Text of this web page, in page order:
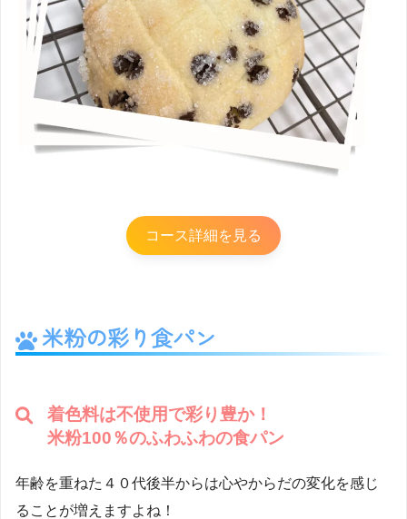
コース詳細を見る
米粉の彩り食パン
着色料は不使用で彩り豊か！
米粉100％のふわふわの食パン
年齢を重ねた４０代後半からは心やからだの変化を感じ
ることが増えますよね！